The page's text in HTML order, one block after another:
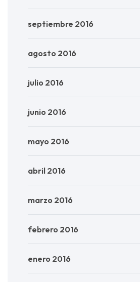
septiembre 2016
agosto 2016
julio 2016
junio 2016
mayo 2016
abril 2016
marzo 2016
febrero 2016
enero 2016